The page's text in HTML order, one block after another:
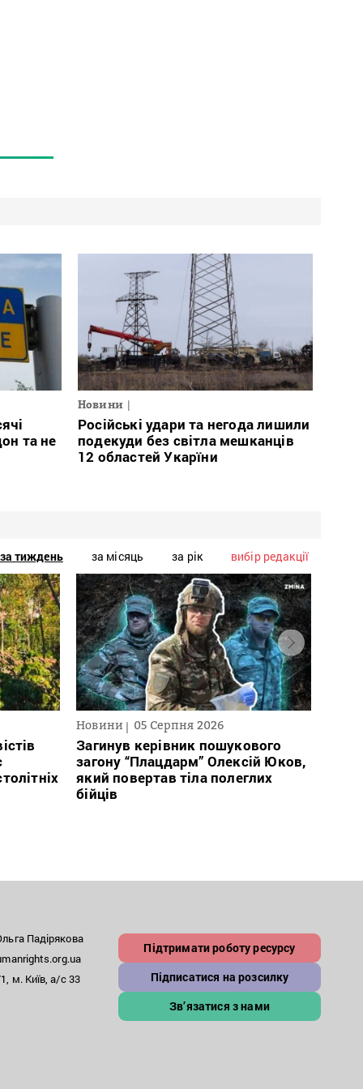
та не
Новини
Російські удари та негода лишили
подекуди без світла мешканців
12 областей Укарїни
за тиждень за місяць за рік вибір редакції
Новини 05 Серпня 2026
Загинув керівник пошукового
загону “Плацдарм” Олексій Юков,
який повертав тіла полеглих
бійців
Падірякова
м. Київ, а/с 33
Підтримати роботу ресурсу
Підписатися на розсилку
Зв’язатися з нами